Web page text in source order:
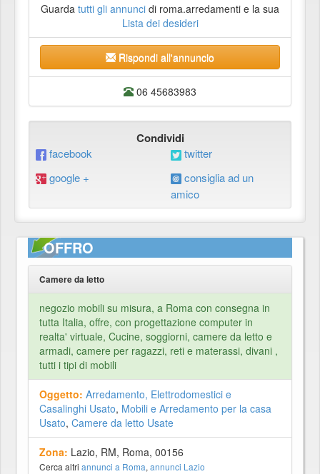
Guarda tutti gli annunci di roma.arredamenti e la sua
Lista dei desideri
Rispondi all'annuncio
06 45683983
Condividi
facebook
twitter
google +
consiglia ad un
amico
OFFRO
Camere da letto
negozio mobili su misura, a Roma con consegna in
tutta Italia, offre, con progettazione computer in
realta' virtuale, Cucine, soggiorni, camere da letto e
armadi, camere per ragazzi, reti e materassi, divani ,
tutti i tipi di mobili
Oggetto: Arredamento, Elettrodomestici e
Casalinghi Usato, Mobili e Arredamento per la casa
Usato, Camere da letto Usate
Zona: Lazio, RM, Roma, 00156
Cerca altri annunci a Roma, annunci Lazio